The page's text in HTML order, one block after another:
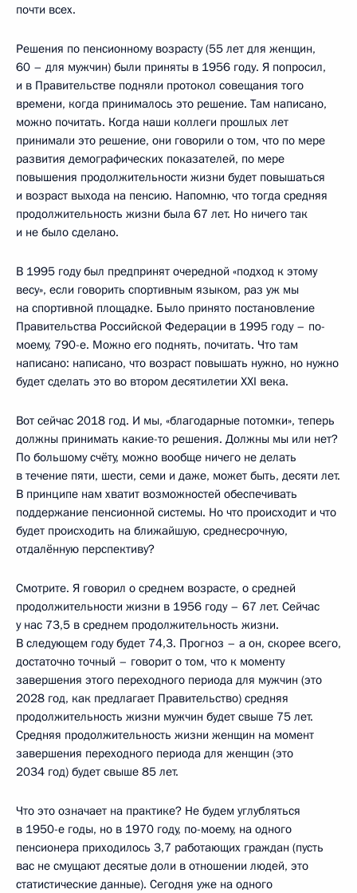
почти всех.
Решения по пенсионному возрасту (55 лет для женщин,
60 – для мужчин) были приняты в 1956 году. Я попросил,
и в Правительстве подняли протокол совещания того
времени, когда принималось это решение. Там написано,
можно почитать. Когда наши коллеги прошлых лет
принимали это решение, они говорили о том, что по мере
развития демографических показателей, по мере
повышения продолжительности жизни будет повышаться
и возраст выхода на пенсию. Напомню, что тогда средняя
продолжительность жизни была 67 лет. Но ничего так
и не было сделано.
В 1995 году был предпринят очередной «подход к этому
весу», если говорить спортивным языком, раз уж мы
на спортивной площадке. Было принято постановление
Правительства Российской Федерации в 1995 году – по-
моему, 790-е. Можно его поднять, почитать. Что там
написано: написано, что возраст повышать нужно, но нужно
будет сделать это во втором десятилетии XXI века.
Вот сейчас 2018 год. И мы, «благодарные потомки», теперь
должны принимать какие-то решения. Должны мы или нет?
По большому счёту, можно вообще ничего не делать
в течение пяти, шести, семи и даже, может быть, десяти лет.
В принципе нам хватит возможностей обеспечивать
поддержание пенсионной системы. Но что происходит и что
будет происходить на ближайшую, среднесрочную,
отдалённую перспективу?
Смотрите. Я говорил о среднем возрасте, о средней
продолжительности жизни в 1956 году – 67 лет. Сейчас
у нас 73,5 в среднем продолжительность жизни.
В следующем году будет 74,3. Прогноз – а он, скорее всего,
достаточно точный – говорит о том, что к моменту
завершения этого переходного периода для мужчин (это
2028 год, как предлагает Правительство) средняя
продолжительность жизни мужчин будет свыше 75 лет.
Средняя продолжительность жизни женщин на момент
завершения переходного периода для женщин (это
2034 год) будет свыше 85 лет.
Что это означает на практике? Не будем углубляться
в 1950-е годы, но в 1970 году, по-моему, на одного
пенсионера приходилось 3,7 работающих граждан (пусть
вас не смущают десятые доли в отношении людей, это
статистические данные). Сегодня уже на одного